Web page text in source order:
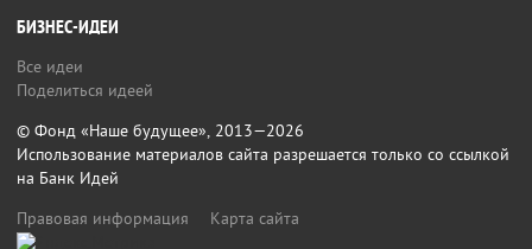
БИЗНЕС-ИДЕИ
Все идеи
Поделиться идеей
© Фонд «Наше будущее», 2013—2026
Использование материалов сайта разрешается только со ссылкой
на Банк Идей
Правовая информация
Карта сайта